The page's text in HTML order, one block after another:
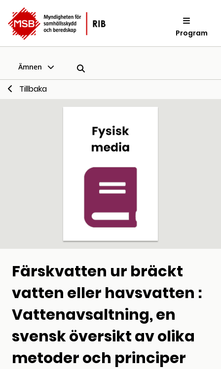
Program
Ämnen
Tillbaka
Färskvatten ur bräckt
vatten eller havsvatten :
Vattenavsaltning, en
svensk översikt av olika
metoder och principer